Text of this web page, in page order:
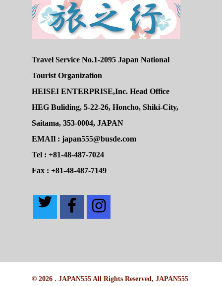
Travel Service No.1-2095 Japan National
Tourist Organization
HEISEI ENTERPRISE,Inc. Head Office
HEG Buliding, 5-22-26, Honcho, Shiki-City,
Saitama, 353-0004, JAPAN
EMAIl : japan555@busde.com
Tel : +81-48-487-7024
Fax : +81-48-487-7149
© 2026 . JAPAN555 All Rights Reserved, JAPAN555